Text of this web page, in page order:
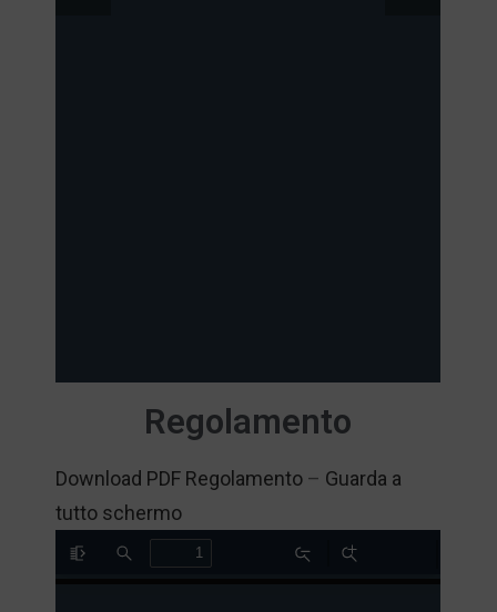
Regolamento
Download PDF Regolamento – Guarda a
tutto schermo